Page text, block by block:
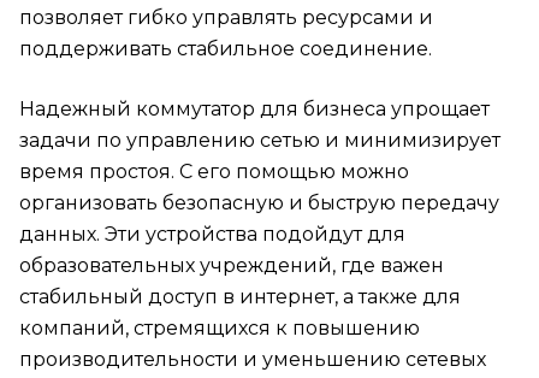
позволяет гибко управлять ресурсами и
поддерживать стабильное соединение.
Надежный коммутатор для бизнеса упрощает
задачи по управлению сетью и минимизирует
время простоя. С его помощью можно
организовать безопасную и быструю передачу
данных. Эти устройства подойдут для
образовательных учреждений, где важен
стабильный доступ в интернет, а также для
компаний, стремящихся к повышению
производительности и уменьшению сетевых